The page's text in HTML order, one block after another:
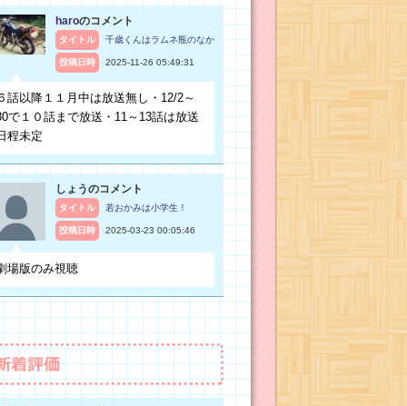
haroのコメント
タイトル 千歳くんはラムネ瓶のなか
投稿日時 2025-11-26 05:49:31
話以降１１月中は放送無し・12/2～
で１０話まで放送・11～13話は放送
程未定
しょうのコメント
タイトル 若おかみは小学生！
投稿日時 2025-03-23 00:05:46
場版のみ視聴